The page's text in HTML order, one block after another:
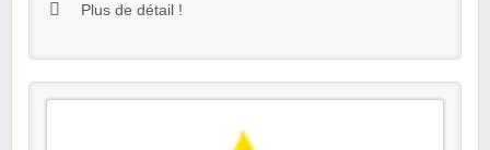
Plus de détail !